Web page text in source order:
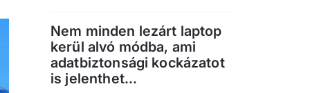
Nem minden lezárt laptop
kerül alvó módba, ami
adatbiztonsági kockázatot
is jelenthet...